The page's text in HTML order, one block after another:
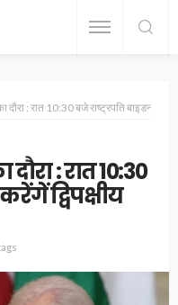
दौरा : रात 10:30 बजे राष्ट्रपति बाइडन से करेंगें
: रात 10:30
द्विपक्षीय